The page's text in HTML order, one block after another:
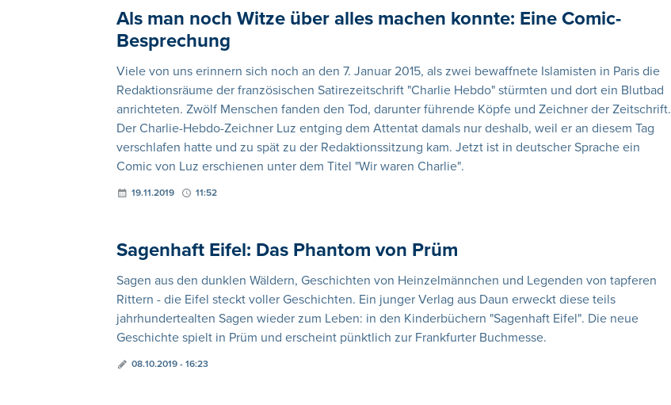
Als man noch Witze über alles machen konnte: Eine Comic-
Besprechung
Viele von uns erinnern sich noch an den 7. Januar 2015, als zwei bewaffnete Islamisten in Paris die
Redaktionsräume der französischen Satirezeitschrift "Charlie Hebdo" stürmten und dort ein Blutbad
anrichteten. Zwölf Menschen fanden den Tod, darunter führende Köpfe und Zeichner der Zeitschrift.
Der Charlie-Hebdo-Zeichner Luz entging dem Attentat damals nur deshalb, weil er an diesem Tag
verschlafen hatte und zu spät zu der Redaktionssitzung kam. Jetzt ist in deutscher Sprache ein
Comic von Luz erschienen unter dem Titel "Wir waren Charlie".
19.11.2019 11:52
Sagenhaft Eifel: Das Phantom von Prüm
Sagen aus den dunklen Wäldern, Geschichten von Heinzelmännchen und Legenden von tapferen
Rittern - die Eifel steckt voller Geschichten. Ein junger Verlag aus Daun erweckt diese teils
jahrhundertealten Sagen wieder zum Leben: in den Kinderbüchern "Sagenhaft Eifel". Die neue
Geschichte spielt in Prüm und erscheint pünktlich zur Frankfurter Buchmesse.
08.10.2019 - 16:23